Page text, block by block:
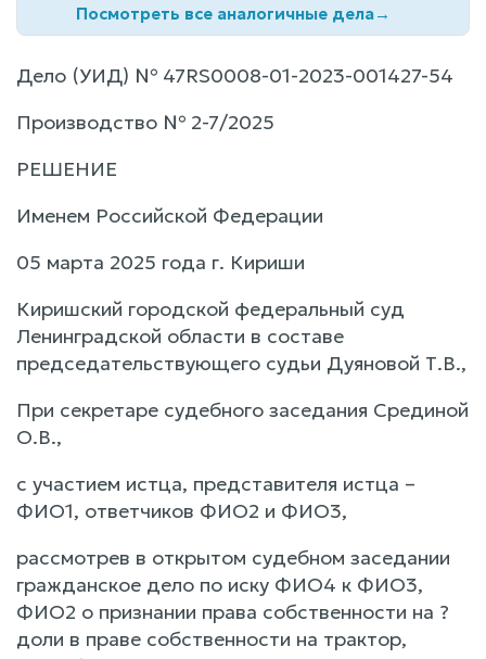
Посмотреть все аналогичные дела→
Дело (УИД) № 47RS0008-01-2023-001427-54
Производство № 2-7/2025
РЕШЕНИЕ
Именем Российской Федерации
05 марта 2025 года г. Кириши
Киришский городской федеральный суд
Ленинградской области в составе
председательствующего судьи Дуяновой Т.В.,
При секретаре судебного заседания Срединой
О.В.,
с участием истца, представителя истца –
ФИО1, ответчиков ФИО2 и ФИО3,
рассмотрев в открытом судебном заседании
гражданское дело по иску ФИО4 к ФИО3,
ФИО2 о признании права собственности на ?
доли в праве собственности на трактор,